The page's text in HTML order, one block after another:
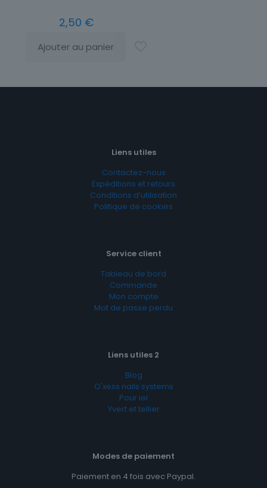
2,50 €
Ajouter au panier
Liens utiles
Contactez-nous
Expéditions et retours
Conditions d’utilisation
Politique de cookies
Service client
Tableau de bord
Commande
Mon compte
Mot de passe perdu
Liens utiles 2
Blog
O'xess nails systems
Pour iel
Yvert et tellier
Modes de paiement
Paiement en 4 fois avec Paypal.